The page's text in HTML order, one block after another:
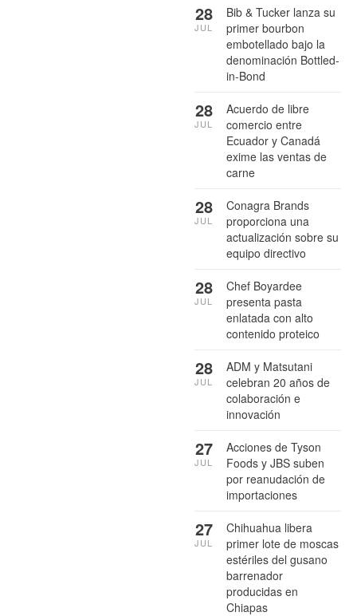
Bib & Tucker lanza su
primer bourbon
embotellado bajo la
denominación Bottled-
in-Bond
28
JUL
Acuerdo de libre
comercio entre
Ecuador y Canadá
exime las ventas de
carne
28
JUL
Conagra Brands
proporciona una
actualización sobre su
equipo directivo
28
JUL
Chef Boyardee
presenta pasta
enlatada con alto
contenido proteico
28
JUL
ADM y Matsutani
celebran 20 años de
colaboración e
innovación
28
JUL
Acciones de Tyson
Foods y JBS suben
por reanudación de
importaciones
27
JUL
Chihuahua libera
primer lote de moscas
estériles del gusano
barrenador
producidas en
Chiapas
27
JUL